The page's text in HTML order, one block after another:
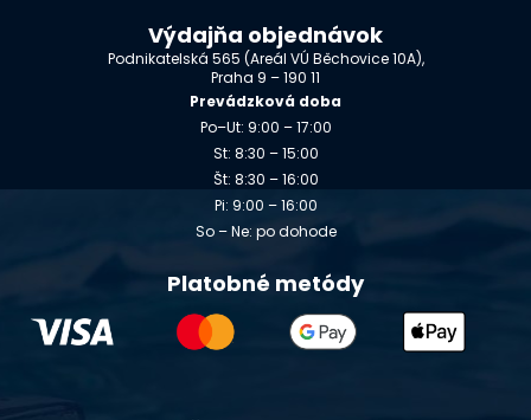
Výdajňa objednávok
Podnikatelská 565 (Areál VÚ Běchovice 10A),
Praha 9 – 190 11
Prevádzková doba
Po–Ut: 9:00 – 17:00
St: 8:30 – 15:00
Št: 8:30 – 16:00
Pi: 9:00 – 16:00
So – Ne: po dohode
Platobné metódy